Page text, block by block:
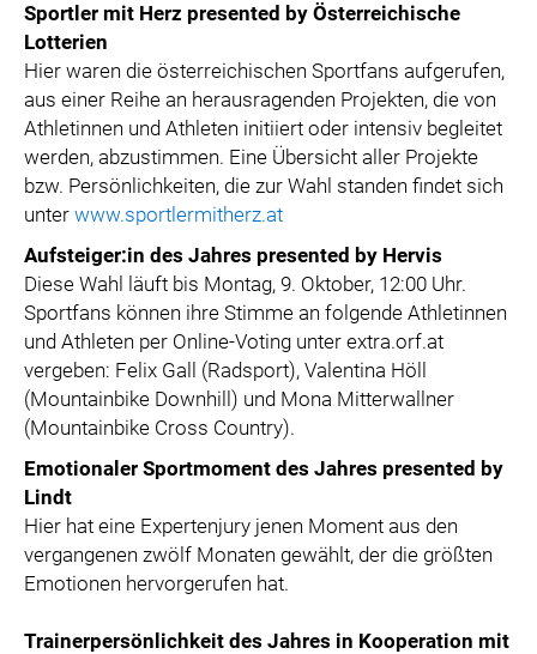
Sportler mit Herz presented by Österreichische
Lotterien
Hier waren die österreichischen Sportfans aufgerufen,
aus einer Reihe an herausragenden Projekten, die von
Athletinnen und Athleten initiiert oder intensiv begleitet
werden, abzustimmen. Eine Übersicht aller Projekte
bzw. Persönlichkeiten, die zur Wahl standen findet sich
unter www.sportlermitherz.at
Aufsteiger:in des Jahres presented by Hervis
Diese Wahl läuft bis Montag, 9. Oktober, 12:00 Uhr.
Sportfans können ihre Stimme an folgende Athletinnen
und Athleten per Online-Voting unter extra.orf.at
vergeben: Felix Gall (Radsport), Valentina Höll
(Mountainbike Downhill) und Mona Mitterwallner
(Mountainbike Cross Country).
Emotionaler Sportmoment des Jahres presented by
Lindt
Hier hat eine Expertenjury jenen Moment aus den
vergangenen zwölf Monaten gewählt, der die größten
Emotionen hervorgerufen hat.
Trainerpersönlichkeit des Jahres in Kooperation mit